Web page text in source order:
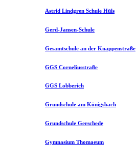
Astrid Lindgren Schule Hüls
Gerd-Jansen-Schule
Gesamtschule an der Knappenstraße
GGS Corneliusstraße
GGS Lobberich
Grundschule am Königsbach
Grundschule Gerschede
Gymnasium Thomaeum